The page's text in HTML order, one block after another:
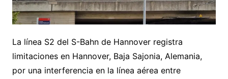
La línea S2 del S-Bahn de Hannover registra
limitaciones en Hannover, Baja Sajonia, Alemania,
por una interferencia en la línea aérea entre